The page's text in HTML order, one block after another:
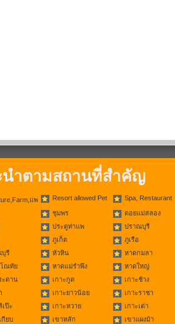
ำตามสถานที่สำคัญ
แพ Resort allowed Pet Spa, Restaurant
ชุมพร
ดอยแม่สลอง
ประตูท่าแพ
ปราณบุรี
ภูเก็ต
ภูเรือ
บุรี
หัวหิน
หาดกมลา
ณทัย
หาดแม่รำพึง
หาดใหญ่
ะดาน
เกาะกูด
เกาะช้าง
เกาะยาวน้อย
เกาะราชา
เป๊ะ
เกาะหวาย
เกาะเต่า
กียบ
เขาหลัก
เขาแผงม้า